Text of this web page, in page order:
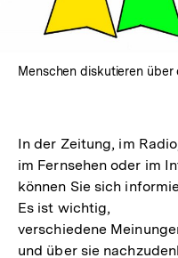
Menschen diskutieren
In der Zeitung, im
im Fernsehen oder im
können Sie sich
Es ist wichtig,
verschiedene
und über sie